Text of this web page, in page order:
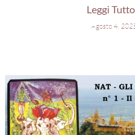
Leggi
Agosto 4,